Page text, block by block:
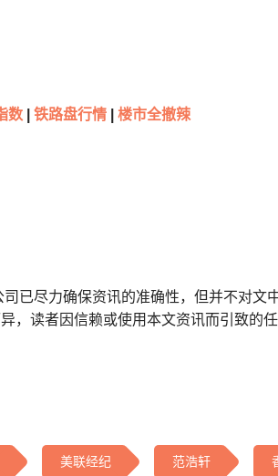
数 铁路盘行情 楼市全撤辣
已尽力确保资讯的准确性，但并不对文
，读者因信赖或使用本文资讯而引致的
美联经纪 范浩轩